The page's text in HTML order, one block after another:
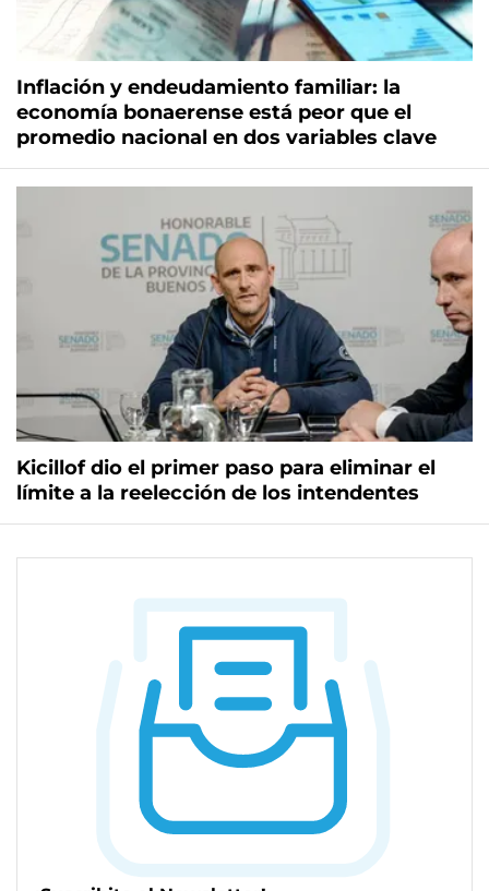
Inflación y endeudamiento familiar: la
economía bonaerense está peor que el
promedio nacional en dos variables clave
Kicillof dio el primer paso para eliminar el
límite a la reelección de los intendentes